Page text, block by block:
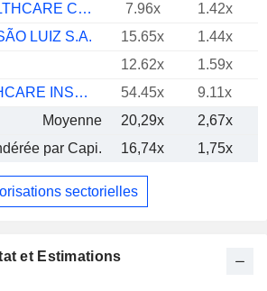
TENET HEALTHCARE CORPORATION
7.96x
1.42x
LUIZ S.A.
15.65x
1.44x
12.62x
1.59x
MAX HEALTHCARE INSTITUTE LIMITED
54.45x 9.11x
Moyenne
20,29x 2,67x
par Capi.
16,74x 1,75x
sectorielles
et Estimations